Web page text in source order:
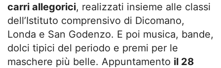
carri allegorici, realizzati insieme alle classi
dell’Istituto comprensivo di Dicomano,
Londa e San Godenzo. E poi musica, bande,
dolci tipici del periodo e premi per le
maschere più belle. Appuntamento il 28